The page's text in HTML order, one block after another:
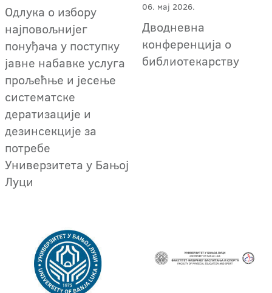
Одлука о избору
најповољнијег
понуђача у поступку
јавне набавке услуга
прољећње и јесење
систематске
дератизације и
дезинсекције за
потребе
Универзитета у Бањој
Луци
06. мај 2026.
Дводневна
конференција о
библиотекарству